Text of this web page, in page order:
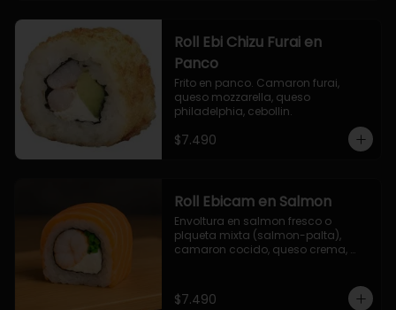
Roll Ebi Chizu Furai en
Panco
Frito en panco. Camaron furai,
queso mozzarella, queso
philadelphia, cebollin.
$7.490
Roll Ebicam en Salmon
Envoltura en salmon fresco o
plqueta mixta (salmon-palta),
camaron cocido, queso crema,
$7.490